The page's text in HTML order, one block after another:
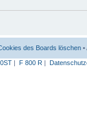
des Boards löschen
| F 800 R |